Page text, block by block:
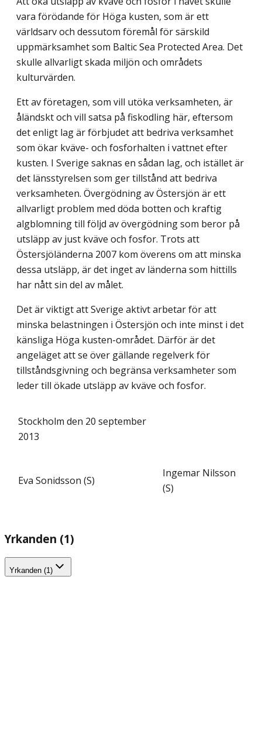
vara förödande för Höga kusten, som är ett
världsarv och dessutom föremål för särskild
uppmärksamhet som Baltic Sea Protected Area. Det
skulle allvarligt skada miljön och områdets
kulturvärden.
Ett av företagen, som vill utöka verksamheten, är
åländskt och vill satsa på fiskodling här, eftersom
det enligt lag är förbjudet att bedriva verksamhet
som ökar kväve- och fosforhalten i vattnet efter
kusten. I Sverige saknas en sådan lag, och istället är
det länsstyrelsen som ger tillstånd att bedriva
verksamheten. Övergödning av Östersjön är ett
allvarligt problem med döda botten och kraftig
algblomning till följd av övergödning som beror på
utsläpp av just kväve och fosfor. Trots att
Östersjöländerna 2007 kom överens om att minska
dessa utsläpp, är det inget av länderna som hittills
har nått sin del av målet.
Det är viktigt att Sverige aktivt arbetar för att
minska belastningen i Östersjön och inte minst i det
känsliga Höga kusten-området. Därför är det
angeläget att se över gällande regelverk för
tillståndsgivning och begränsa verksamheter som
leder till ökade utsläpp av kväve och fosfor.
Stockholm den 20 september
2013
Eva Sonidsson (S)
Ingemar Nilsson
(S)
Yrkanden (1)
Yrkanden (1)